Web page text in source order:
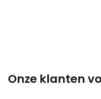
Onze klanten